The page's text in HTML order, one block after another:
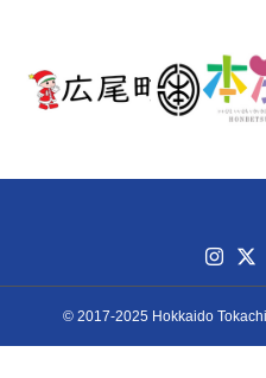
© 2017-2025 Hokkaido